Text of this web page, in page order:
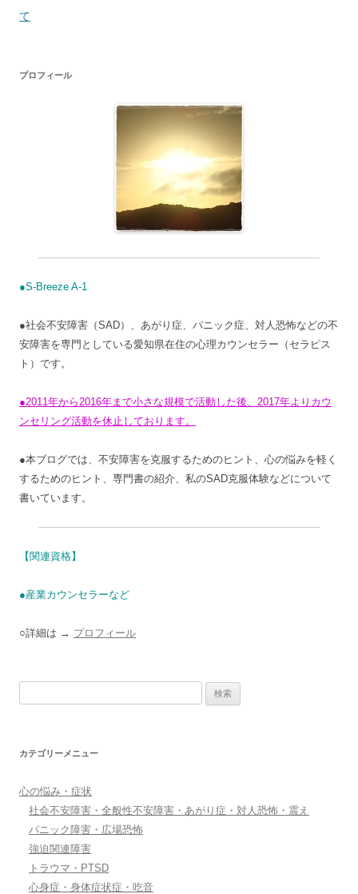
ナ
ー
て
プロフィール
●S-Breeze A-1
●社会不安障害（SAD）、あがり症、パニック症、対人恐怖などの不
安障害を専門としている愛知県在住の心理カウンセラー（セラピス
ト）です。
●2011年から2016年まで小さな規模で活動した後、2017年よりカウ
ンセリング活動を休止しております。
●本ブログでは、不安障害を克服するためのヒント、心の悩みを軽く
するためのヒント、専門書の紹介、私のSAD克服体験などについて
書いています。
【関連資格】
●産業カウンセラーなど
○詳細は → プロフィール
カテゴリーメニュー
心の悩み・症状
社会不安障害・全般性不安障害・あがり症・対人恐怖・震え
パニック障害・広場恐怖
強迫関連障害
トラウマ・PTSD
心身症・身体症状症・吃音